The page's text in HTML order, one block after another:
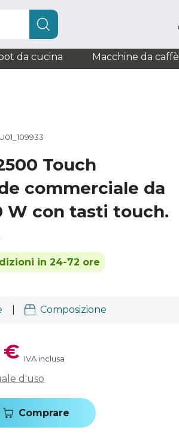
da cucina Macchine da caffè
Touch
commerciale da
W con tasti touch.
in 24-72 ore
Composizione
€ IVA inclusa
d'uso
Comprare